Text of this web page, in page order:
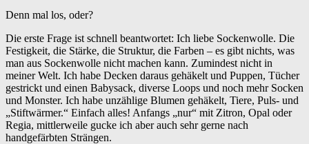
Denn mal los, oder?
Die erste Frage ist schnell beantwortet: Ich liebe Sockenwolle. Die
Festigkeit, die Stärke, die Struktur, die Farben – es gibt nichts, was
man aus Sockenwolle nicht machen kann. Zumindest nicht in
meiner Welt. Ich habe Decken daraus gehäkelt und Puppen, Tücher
gestrickt und einen Babysack, diverse Loops und noch mehr Socken
und Monster. Ich habe unzählige Blumen gehäkelt, Tiere, Puls- und
„Stiftwärmer.“ Einfach alles! Anfangs „nur“ mit Zitron, Opal oder
Regia, mittlerweile gucke ich aber auch sehr gerne nach
handgefärbten Strängen.